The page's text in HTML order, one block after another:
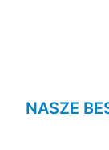
NASZE